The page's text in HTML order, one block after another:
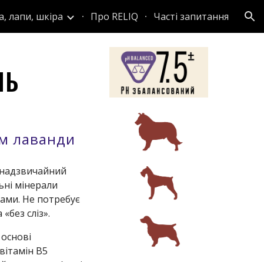
лапи, шкіра Про RELIQ Часті запитання
лаванди
мінерали
Не потребує
сліз».
В5